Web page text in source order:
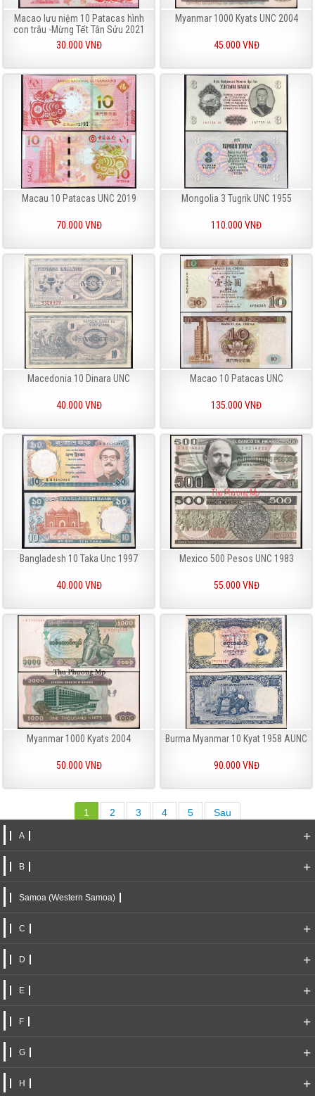
Macao lưu niệm 10 Patacas hình
con trâu -Mừng Tết Tân Sửu 2021
30.000 VNĐ
Myanmar 1000 Kyats UNC 2004
45.000 VNĐ
Macau 10 Patacas UNC 2019
70.000 VNĐ
Mongolia 3 Tugrik UNC 1955
110.000 VNĐ
Macedonia 10 Dinara UNC
40.000 VNĐ
Macao 10 Patacas UNC
135.000 VNĐ
Bangladesh 10 Taka Unc 1997
40.000 VNĐ
Mexico 500 Pesos UNC 1983
55.000 VNĐ
Myanmar 1000 Kyats 2004
50.000 VNĐ
Burma Myanmar 10 Kyat 1958 AUNC
90.000 VNĐ
1 2 3 4 5 Sau
A +
B +
Samoa (Western Samoa)
C +
D +
E +
F +
G +
H +